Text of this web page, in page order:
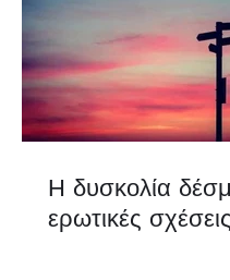
Η δυσκολία
ερωτικές σχέσεις